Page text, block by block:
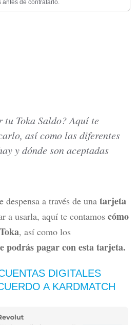
de contratarlo.
tu Toka Saldo? Aquí te
así como las diferentes
y dónde son aceptadas
a través de una tarjeta
a usarla, aquí te contamos cómo
, así como los
podrás pagar con esta tarjeta.
DIGITALES
A KARDMATCH